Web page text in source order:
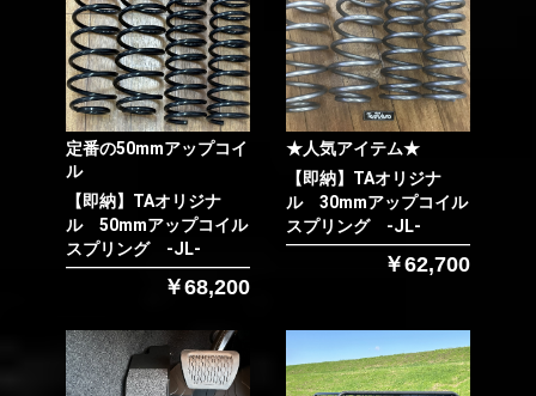
定番の50mmアップコイ
ル
【即納】TAオリジナ
ル 50mmアップコイル
スプリング -JL-
￥68,200
★人気アイテム★
【即納】TAオリジナ
ル 30mmアップコイル
スプリング -JL-
￥62,700